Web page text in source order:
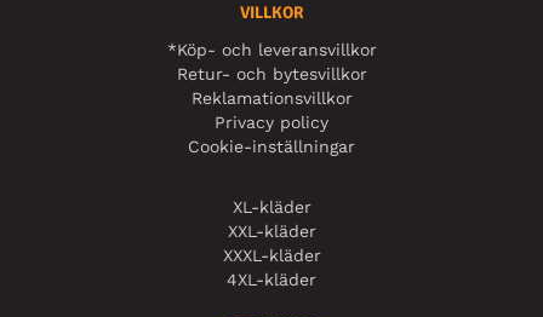
VILLKOR
*Köp- och leveransvillkor
Retur- och bytesvillkor
Reklamationsvillkor
Privacy policy
Cookie-inställningar
XL-kläder
XXL-kläder
XXXL-kläder
4XL-kläder